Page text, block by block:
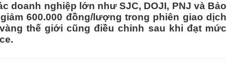
doanh nghiệp lớn như SJC, DOJI, PNJ và Bảo
600.000 đồng/lượng trong phiên giao dịch
thế giới cũng điều chỉnh sau khi đạt mức